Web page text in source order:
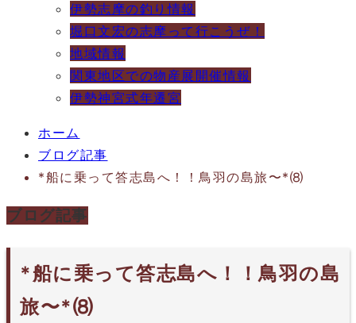
伊勢志摩の釣り情報
堀口文宏の志摩って行こうぜ！
地域情報
関東地区での物産展開催情報
伊勢神宮式年遷宮
ホーム
ブログ記事
*船に乗って答志島へ！！鳥羽の島旅〜*⑻
ブログ記事
*船に乗って答志島へ！！鳥羽の島
旅〜*⑻